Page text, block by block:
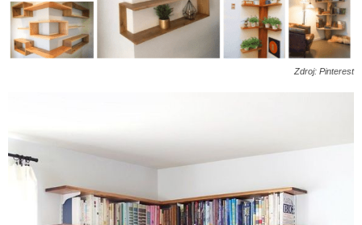
Zdroj: Pinterest